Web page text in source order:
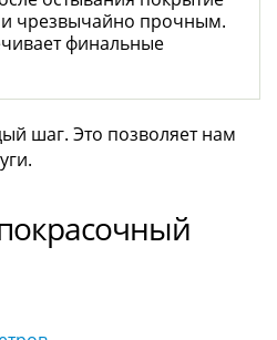
и чрезвычайно прочным.
финальные
шаг. Это позволяет нам